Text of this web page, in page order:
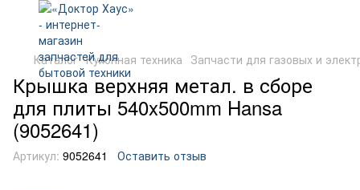
Каталог Кухонная техника Запчасти для газовых и
Крышка верхняя метал. в сборе
для плиты 540x500mm Hansa
(9052641)
Артикул: 9052641 Оставить отзыв